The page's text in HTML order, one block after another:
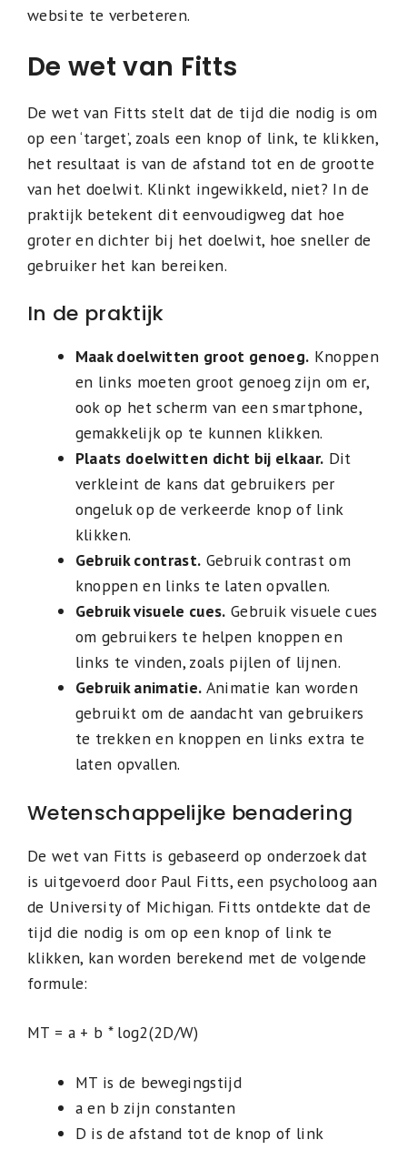
website te verbeteren.
De wet van Fitts
De wet van Fitts stelt dat de tijd die nodig is om
op een ‘target’, zoals een knop of link, te klikken,
het resultaat is van de afstand tot en de grootte
van het doelwit. Klinkt ingewikkeld, niet? In de
praktijk betekent dit eenvoudigweg dat hoe
groter en dichter bij het doelwit, hoe sneller de
gebruiker het kan bereiken.
In de praktijk
Maak doelwitten groot genoeg. Knoppen
en links moeten groot genoeg zijn om er,
ook op het scherm van een smartphone,
gemakkelijk op te kunnen klikken.
Plaats doelwitten dicht bij elkaar. Dit
verkleint de kans dat gebruikers per
ongeluk op de verkeerde knop of link
klikken.
Gebruik contrast. Gebruik contrast om
knoppen en links te laten opvallen.
Gebruik visuele cues. Gebruik visuele cues
om gebruikers te helpen knoppen en
links te vinden, zoals pijlen of lijnen.
Gebruik animatie. Animatie kan worden
gebruikt om de aandacht van gebruikers
te trekken en knoppen en links extra te
laten opvallen.
Wetenschappelijke benadering
De wet van Fitts is gebaseerd op onderzoek dat
is uitgevoerd door Paul Fitts, een psycholoog aan
de University of Michigan. Fitts ontdekte dat de
tijd die nodig is om op een knop of link te
klikken, kan worden berekend met de volgende
formule:
MT = a + b * log2(2D/W)
MT is de bewegingstijd
a en b zijn constanten
D is de afstand tot de knop of link